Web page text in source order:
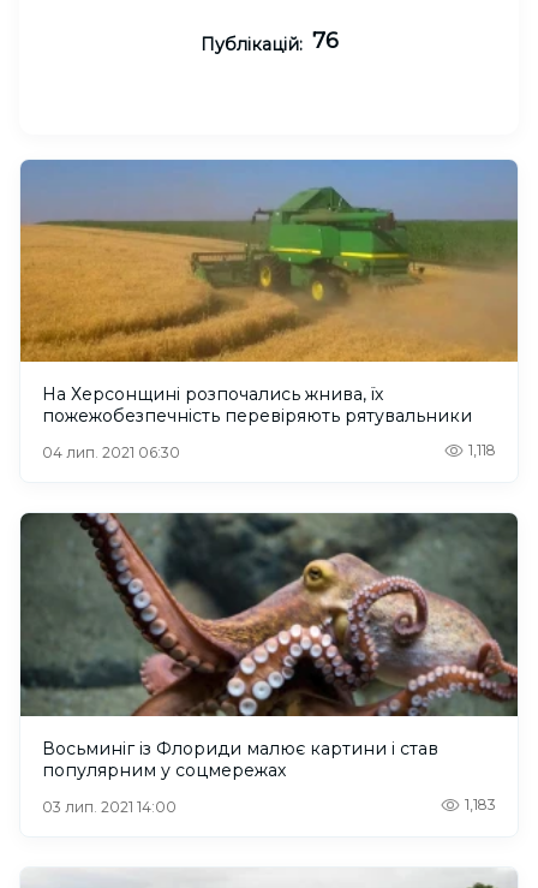
Публікацій: 76
На Херсонщині розпочались жнива, їх
пожежобезпечність перевіряють рятувальники
04 лип. 2021 06:30 1,118
Восьминіг із Флориди малює картини і став
популярним у соцмережах
03 лип. 2021 14:00 1,183